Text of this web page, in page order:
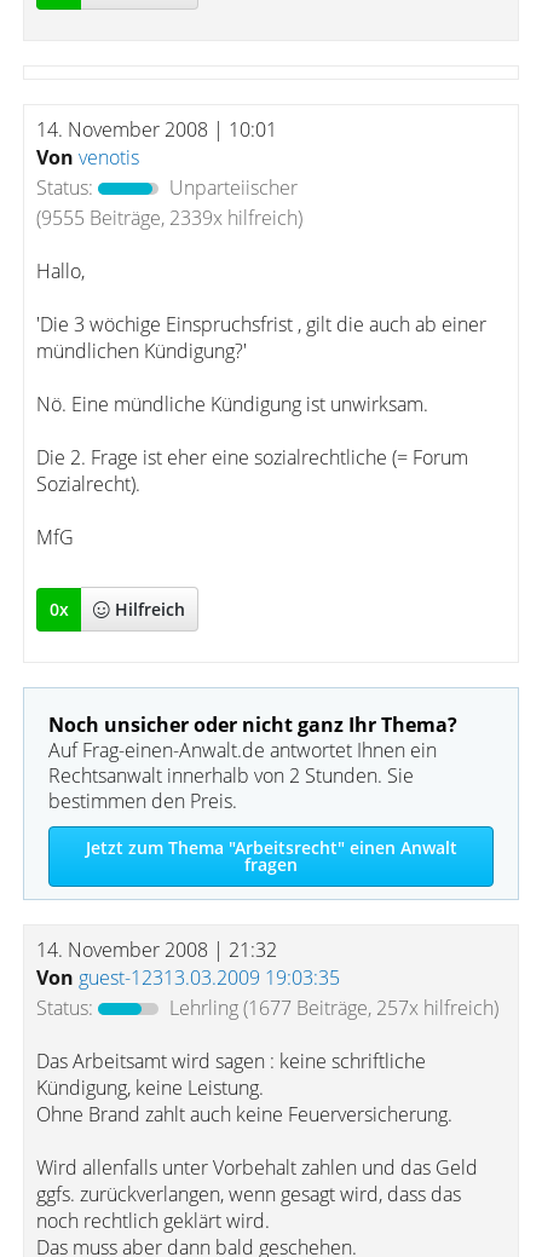
14. November 2008 | 10:01
Von venotis
Status:
Unparteiischer
(9555 Beiträge, 2339x hilfreich)
Hallo,
'Die 3 wöchige Einspruchsfrist , gilt die auch ab einer
mündlichen Kündigung?'
Nö. Eine mündliche Kündigung ist unwirksam.
Die 2. Frage ist eher eine sozialrechtliche (= Forum
Sozialrecht).
MfG
0x Hilfreich
Noch unsicher oder nicht ganz Ihr Thema?
Auf Frag-einen-Anwalt.de antwortet Ihnen ein
Rechtsanwalt innerhalb von 2 Stunden. Sie
bestimmen den Preis.
Jetzt zum Thema "Arbeitsrecht" einen Anwalt
fragen
14. November 2008 | 21:32
Von guest-12313.03.2009 19:03:35
Status:
Lehrling(1677 Beiträge, 257x hilfreich)
Das Arbeitsamt wird sagen : keine schriftliche
Kündigung, keine Leistung.
Ohne Brand zahlt auch keine Feuerversicherung.
Wird allenfalls unter Vorbehalt zahlen und das Geld
ggfs. zurückverlangen, wenn gesagt wird, dass das
noch rechtlich geklärt wird.
Das muss aber dann bald geschehen.